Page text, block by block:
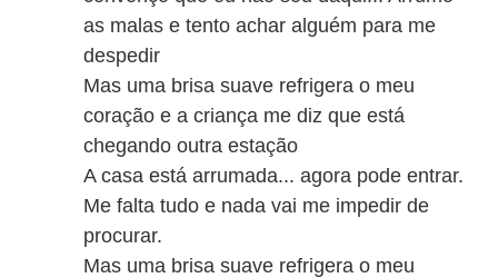
as malas e tento achar alguém para me
despedir
Mas uma brisa suave refrigera o meu
coração e a criança me diz que está
chegando outra estação
A casa está arrumada... agora pode entrar.
Me falta tudo e nada vai me impedir de
procurar.
Mas uma brisa suave refrigera o meu